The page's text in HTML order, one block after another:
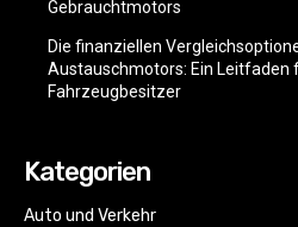
Gebrauchtmotors
Die finanziellen
Austauschmotors: Ein Leitfaden
Fahrzeugbesitzer
Kategorien
Auto und Verkehr